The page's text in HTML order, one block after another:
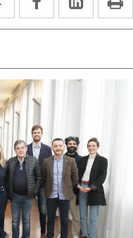
a
aplicación
externa.
a
aplicación
externa.
a